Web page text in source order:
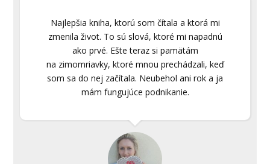
Najlepšia kniha, ktorú som čítala a ktorá mi
zmenila život. To sú slová, ktoré mi napadnú
ako prvé. Ešte teraz si pamätám
na zimomriavky, ktoré mnou prechádzali, keď
som sa do nej začítala. Neubehol ani rok a ja
mám fungujúce podnikanie.